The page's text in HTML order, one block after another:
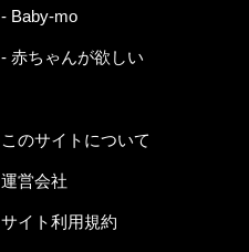
- Baby-mo
- 赤ちゃんが欲しい
このサイトについて
運営会社
サイト利用規約